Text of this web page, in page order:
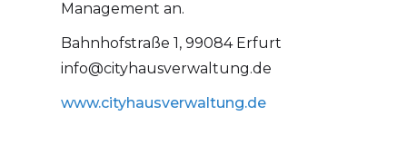
Management an.
Bahnhofstraße 1, 99084 Erfurt
info@cityhausverwaltung.de
www.cityhausverwaltung.de